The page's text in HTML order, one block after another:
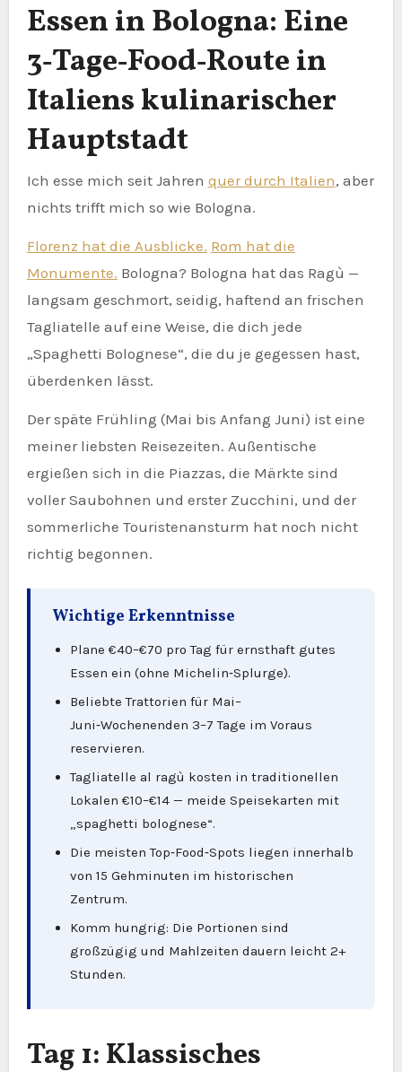
Essen in Bologna: Eine
3‑Tage‑Food‑Route in
Italiens kulinarischer
Hauptstadt
Ich esse mich seit Jahren quer durch Italien, aber
nichts trifft mich so wie Bologna.
Florenz hat die Ausblicke. Rom hat die
Monumente. Bologna? Bologna hat das Ragù —
langsam geschmort, seidig, haftend an frischen
Tagliatelle auf eine Weise, die dich jede
„Spaghetti Bolognese“, die du je gegessen hast,
überdenken lässt.
Der späte Frühling (Mai bis Anfang Juni) ist eine
meiner liebsten Reisezeiten. Außentische
ergießen sich in die Piazzas, die Märkte sind
voller Saubohnen und erster Zucchini, und der
sommerliche Touristenansturm hat noch nicht
richtig begonnen.
Wichtige Erkenntnisse
Plane €40–€70 pro Tag für ernsthaft gutes
Essen ein (ohne Michelin‑Splurge).
Beliebte Trattorien für Mai–
Juni‑Wochenenden 3–7 Tage im Voraus
reservieren.
Tagliatelle al ragù kosten in traditionellen
Lokalen €10–€14 — meide Speisekarten mit
„spaghetti bolognese“.
Die meisten Top‑Food‑Spots liegen innerhalb
von 15 Gehminuten im historischen
Zentrum.
Komm hungrig: Die Portionen sind
großzügig und Mahlzeiten dauern leicht 2+
Stunden.
Tag 1: Klassisches